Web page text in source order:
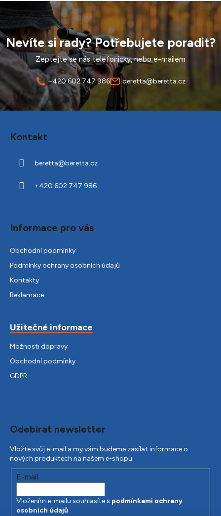
Nevíte si rady? Potřebujete poradit?
Zeptejte se nás telefonicky, nebo e-mailem
+420 602 747 986 beretta@beretta.cz
Kontakt
beretta@beretta.cz
+420 602 747 986
Informace pro vás
Obchodní podmínky
Podmínky ochrany osobních údajů
Kontakty
Reklamace
Užitečné informace
Možnosti dopravy
Obchodní podmínky
GDPR
Odebírat newsletter
Vložte svůj e-mail a my vám budeme zasílat informace o
nových produktech na našem e-shopu.
E-mail
Vložením e-mailu souhlasíte s podmínkami ochrany
osobních údajů